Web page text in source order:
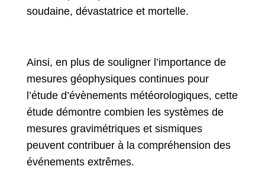
soudaine, dévastatrice et mortelle.
Ainsi, en plus de souligner l’importance de
mesures géophysiques continues pour
l’étude d’évènements météorologiques, cette
étude démontre combien les systèmes de
mesures gravimétriques et sismiques
peuvent contribuer à la compréhension des
événements extrêmes.